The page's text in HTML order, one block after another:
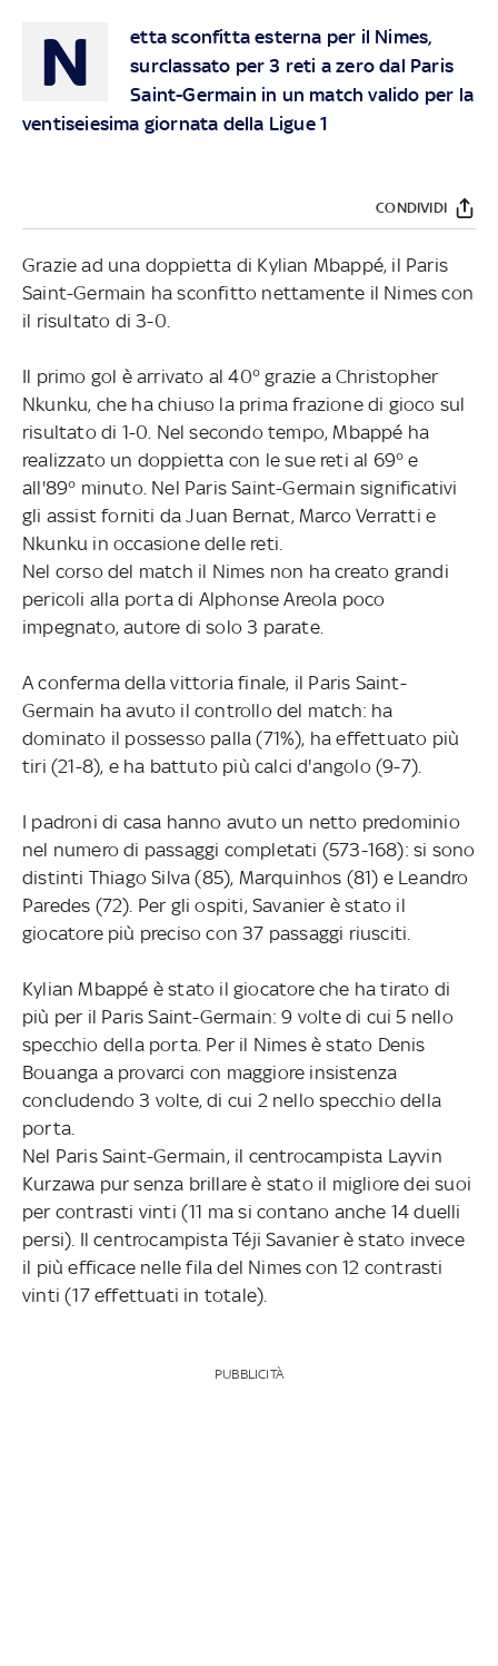
N
etta sconfitta esterna per il Nimes,
surclassato per 3 reti a zero dal Paris
Saint-Germain in un match valido per la
ventiseiesima giornata della Ligue 1
CONDIVIDI
Grazie ad una doppietta di Kylian Mbappé, il Paris
Saint-Germain ha sconfitto nettamente il Nimes con
il risultato di 3-0.
Il primo gol è arrivato al 40° grazie a Christopher
Nkunku, che ha chiuso la prima frazione di gioco sul
risultato di 1-0. Nel secondo tempo, Mbappé ha
realizzato un doppietta con le sue reti al 69° e
all'89° minuto. Nel Paris Saint-Germain significativi
gli assist forniti da Juan Bernat, Marco Verratti e
Nkunku in occasione delle reti.
Nel corso del match il Nimes non ha creato grandi
pericoli alla porta di Alphonse Areola poco
impegnato, autore di solo 3 parate.
A conferma della vittoria finale, il Paris Saint-
Germain ha avuto il controllo del match: ha
dominato il possesso palla (71%), ha effettuato più
tiri (21-8), e ha battuto più calci d'angolo (9-7).
I padroni di casa hanno avuto un netto predominio
nel numero di passaggi completati (573-168): si sono
distinti Thiago Silva (85), Marquinhos (81) e Leandro
Paredes (72). Per gli ospiti, Savanier è stato il
giocatore più preciso con 37 passaggi riusciti.
Kylian Mbappé è stato il giocatore che ha tirato di
più per il Paris Saint-Germain: 9 volte di cui 5 nello
specchio della porta. Per il Nimes è stato Denis
Bouanga a provarci con maggiore insistenza
concludendo 3 volte, di cui 2 nello specchio della
porta.
Nel Paris Saint-Germain, il centrocampista Layvin
Kurzawa pur senza brillare è stato il migliore dei suoi
per contrasti vinti (11 ma si contano anche 14 duelli
persi). Il centrocampista Téji Savanier è stato invece
il più efficace nelle fila del Nimes con 12 contrasti
vinti (17 effettuati in totale).
PUBBLICITÀ